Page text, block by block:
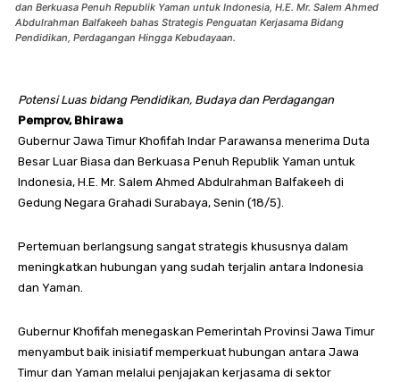
dan Berkuasa Penuh Republik Yaman untuk Indonesia, H.E. Mr. Salem Ahmed
Abdulrahman Balfakeeh bahas Strategis Penguatan Kerjasama Bidang
Pendidikan, Perdagangan Hingga Kebudayaan.
Potensi Luas bidang Pendidikan, Budaya dan Perdagangan
Pemprov, Bhirawa
Gubernur Jawa Timur Khofifah Indar Parawansa menerima Duta
Besar Luar Biasa dan Berkuasa Penuh Republik Yaman untuk
Indonesia, H.E. Mr. Salem Ahmed Abdulrahman Balfakeeh di
Gedung Negara Grahadi Surabaya, Senin (18/5).
Pertemuan berlangsung sangat strategis khususnya dalam
meningkatkan hubungan yang sudah terjalin antara Indonesia
dan Yaman.
Gubernur Khofifah menegaskan Pemerintah Provinsi Jawa Timur
menyambut baik inisiatif memperkuat hubungan antara Jawa
Timur dan Yaman melalui penjajakan kerjasama di sektor